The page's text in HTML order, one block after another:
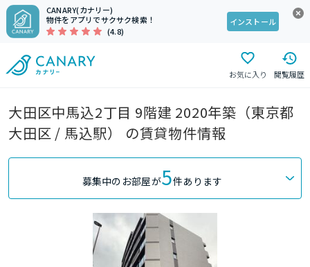
CANARY(カナリー)
物件をアプリでサクサク検索！
(4.8)
インストール
お気に入り 閲覧履歴
大田区中馬込2丁目 9階建 2020年築（東京都
大田区 / 馬込駅） の賃貸物件情報
募集中のお部屋が5件あります